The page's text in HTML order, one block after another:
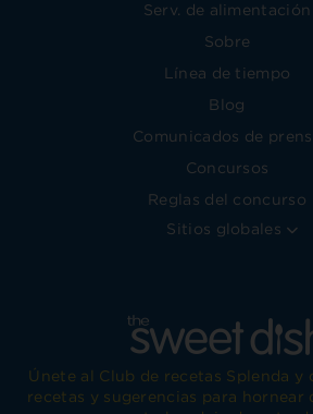
Serv. de alimentación
Sobre
Línea de tiempo
Blog
Comunicados de
Concursos
Reglas del concurso
Sitios globales
Únete al Club de recetas Splenda y
recetas y sugerencias para hornear